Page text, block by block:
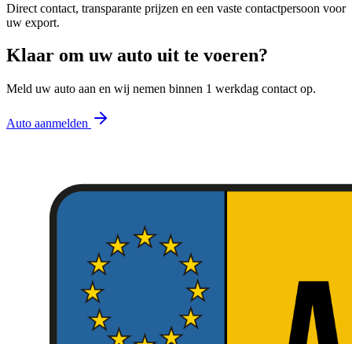
Direct contact, transparante prijzen en een vaste contactpersoon voor
uw export.
Klaar om uw auto uit te voeren?
Meld uw auto aan en wij nemen binnen 1 werkdag contact op.
Auto aanmelden